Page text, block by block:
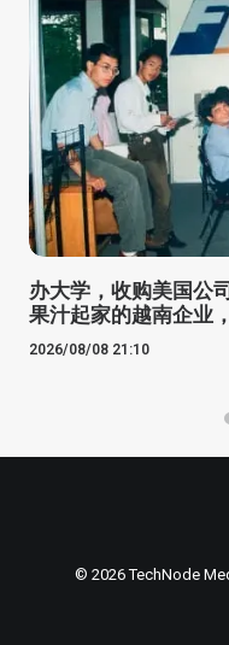
办大学，收购美国公
果汁起家的越南企业
2026/08/08 21:10
© 2026 TechNode